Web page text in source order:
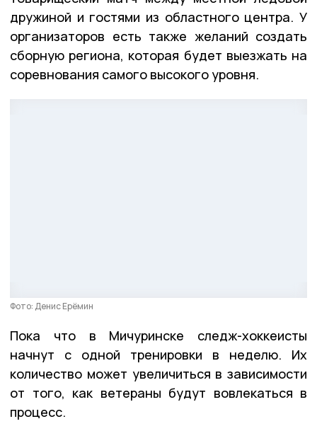
дружиной и гостями из областного центра. У
организаторов есть также желаний создать
сборную региона, которая будет выезжать на
соревнования самого высокого уровня.
Фото: Денис Ерёмин
Пока что в Мичуринске следж-хоккеисты
начнут с одной тренировки в неделю. Их
количество может увеличиться в зависимости
от того, как ветераны будут вовлекаться в
процесс.